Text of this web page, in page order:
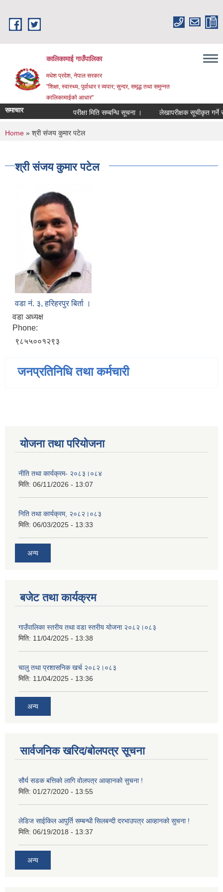
कालिकामाई गाउँपालिका
मधेश प्रदेश, नेपाल सरकार
"शिक्षा, स्वास्थ्य, पूर्वाधार र व्यपार; सुन्दर, समृद्ध तथा समुन्नत
कालिकामाईको आधार"
समाचार परीक्षा मिति सम्बन्धि सूचना । लेखापरीक्षक सूचीकृत गर्ने
You are here
Home » श्री संजय कुमार पटेल
श्री संजय कुमार पटेल
वडा नं. ३, हरिहरपुर बिर्ता ।
वडा अध्यक्ष
Phone:
९८५५००१२९३
जनप्रतिनिधि तथा कर्मचारी
योजना तथा परियोजना
नीति तथा कार्यक्रम- २०८३।०८४
मिति: 06/11/2026 - 13:07
निति तथा कार्यक्रम, २०८२।०८३
मिति: 06/03/2025 - 13:33
अन्य
बजेट तथा कार्यक्रम
गाउँपालिका स्तरीय तथा वडा स्तरीय योजना २०८२।०८३
मिति: 11/04/2025 - 13:38
चालु तथा प्रशासनिक खर्च २०८२।०८३
मिति: 11/04/2025 - 13:36
अन्य
सार्वजनिक खरिद/बोलपत्र सूचना
सौर्य सडक बत्तिको लागि वोलपत्र आव्हानको सुचना !
मिति: 01/27/2020 - 13:55
लेडिज साईकिल आपुर्ति सम्बन्धी सिलबन्दी दरभाउपत्र आव्हानको सुचना !
मिति: 06/19/2018 - 13:37
अन्य